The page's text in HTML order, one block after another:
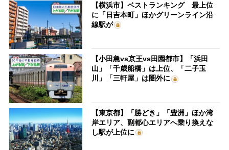
【横浜市】ベストランキング 最上位
に「日吉本町」ほかグリーンライン沿
線駅が
【小田急vs京王vs田園都市】「浜田
山」「千歳船橋」は上位、「二子玉
川」「三軒屋」は圏外に
【東京都】「勝どき」「豊洲」ほか湾
岸エリア、副都心エリアへ乗り換えな
し駅が上位に